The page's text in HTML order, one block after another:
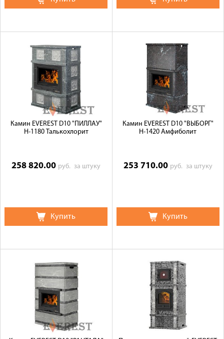
Камин EVEREST D10 "ПИЛЛАУ"
Н-1180 Талькохлорит
258 820.00 руб.за штуку
Купить
Камин EVEREST D10 "ВЫБОРГ"
Н-1420 Амфиболит
253 710.00 руб. за штуку
Купить